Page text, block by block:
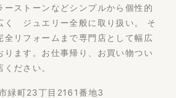
ーストーンなどシンプルから個性的
く ジュエリー全般に取り扱い。 そ
リフォームまで専門店として幅広
ります。お仕事帰り、お買い物つい
ださい。
緑町23丁目2161番地3